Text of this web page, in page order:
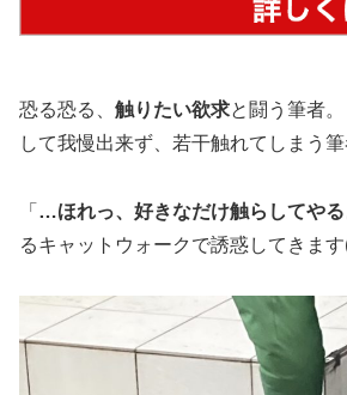
恐る恐る、 触りたい欲求と闘う筆者
して我慢出来ず、若干触れてしまう筆
「 …ほれっ、好きなだけ触らしてや
るキャットウォークで誘惑してきます(